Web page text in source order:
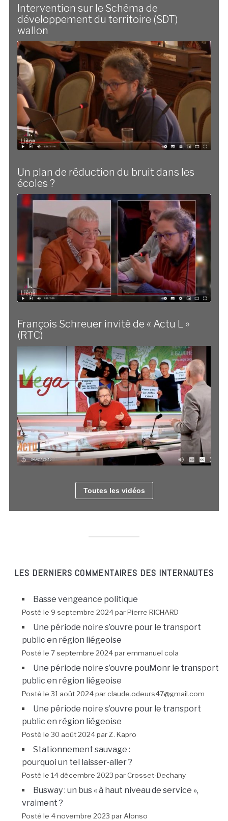
Intervention sur le Schéma de
développement du territoire (SDT)
wallon
Un plan de réduction du bruit dans les
écoles ?
François Schreuer invité de « Actu L »
(RTC)
Toutes les vidéos
LES DERNIERS COMMENTAIRES DES INTERNAUTES
Basse vengeance politique
Posté le 9 septembre 2024 par Pierre RICHARD
Une période noire s’ouvre pour le transport
public en région liégeoise
Posté le 7 septembre 2024 par emmanuel cola
Une période noire s’ouvre pouMonr le transport
public en région liégeoise
Posté le 31 août 2024 par claude.odeurs47@gmail.com
Une période noire s’ouvre pour le transport
public en région liégeoise
Posté le 30 août 2024 par Z. Kapro
Stationnement sauvage :
pourquoi un tel laisser-aller ?
Posté le 14 décembre 2023 par Crosset-Dechany
Busway : un bus « à haut niveau de service »,
vraiment ?
Posté le 4 novembre 2023 par Alonso